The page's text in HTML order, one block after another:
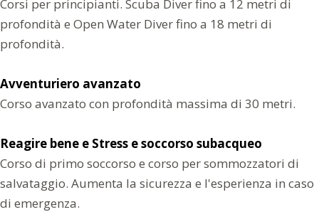
Corsi per principianti. Scuba Diver fino a 12 metri di
profondità e Open Water Diver fino a 18 metri di
profondità.
Avventuriero avanzato
Corso avanzato con profondità massima di 30 metri.
Reagire bene e Stress e soccorso subacqueo
Corso di primo soccorso e corso per sommozzatori di
salvataggio. Aumenta la sicurezza e l'esperienza in caso
di emergenza.